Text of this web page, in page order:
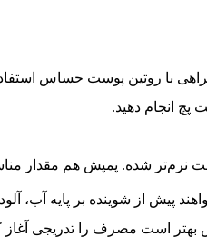
با روتین پوست حساس
انجام دهید.
پیش از شوینده بر پایه
است مصرف را تدریجی آغاز
نرم‌تر شده. پمپش هم مقدار